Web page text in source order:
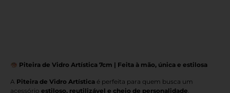
Piteira de Vidro Artística 7cm | Feita à mão, única e estilosa
A Piteira de Vidro Artística é perfeita para quem busca um
acessório estiloso, reutilizável e cheio de personalidade